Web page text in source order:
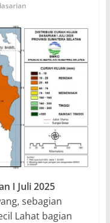
I Juli 2025
sebagian
Lahat bagian